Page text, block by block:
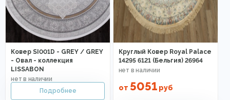
Ковер SI001D - GREY / GREY
- Овал - коллекция
LISSABON
Круглый Ковер Royal Palace
14295 6121 (Бельгия) 26964
от 5051руб